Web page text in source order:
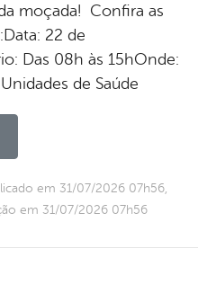
moçada! Confira as
22 de
Das 08h às 15hOnde:
de Saúde
em 31/07/2026 07h56,
em 31/07/2026 07h56